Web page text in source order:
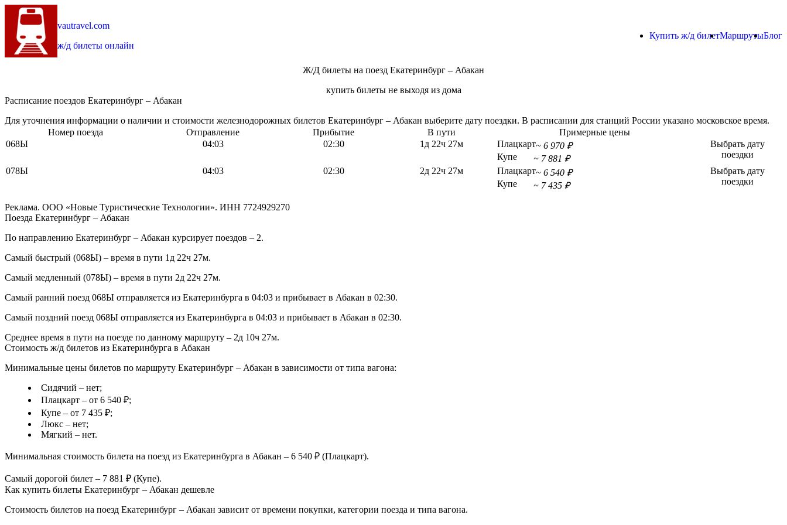
vautravel.com
ж/д билеты онлайн
Купить ж/д билетМаршрутыБлог
Ж/Д билеты на поезд Екатеринбург – Абакан
купить билеты не выходя из дома
Расписание поездов Екатеринбург – Абакан
Для уточнения информации о наличии и стоимости железнодорожных билетов Екатеринбург – Абакан выберите дату поездки. В расписании для станций России указано московское время.
Номер поезда
Отправление Прибытие В пути
Примерные цены
068Ы
04:03 02:30 1д 22ч 27м Плацкарт~ 6 970 ₽
Купе
~ 7 881 ₽
Выбрать дату
поездки
078Ы
04:03 02:30 2д 22ч 27м Плацкарт~ 6 540 ₽
Купе
~ 7 435 ₽
Выбрать дату
поездки
Реклама. ООО «Новые Туристические Технологии». ИНН 7724929270
Поезда Екатеринбург – Абакан
По направлению Екатеринбург – Абакан курсирует поездов – 2.
Самый быстрый (068Ы) – время в пути 1д 22ч 27м.
Самый медленный (078Ы) – время в пути 2д 22ч 27м.
Самый ранний поезд 068Ы отправляется из Екатеринбурга в 04:03 и прибывает в Абакан в 02:30.
Самый поздний поезд 068Ы отправляется из Екатеринбурга в 04:03 и прибывает в Абакан в 02:30.
Среднее время в пути на поезде по данному маршруту – 2д 10ч 27м.
Стоимость ж/д билетов из Екатеринбурга в Абакан
Минимальные цены билетов по маршруту Екатеринбург – Абакан в зависимости от типа вагона:
Сидячий – нет;
Плацкарт – от 6 540 ₽;
Купе – от 7 435 ₽;
Люкс – нет;
Мягкий – нет.
Минимальная стоимость билета на поезд из Екатеринбурга в Абакан – 6 540 ₽ (Плацкарт).
Самый дорогой билет – 7 881 ₽ (Купе).
Как купить билеты Екатеринбург – Абакан дешевле
Стоимость билетов на поезд Екатеринбург – Абакан зависит от времени покупки, категории поезда и типа вагона.